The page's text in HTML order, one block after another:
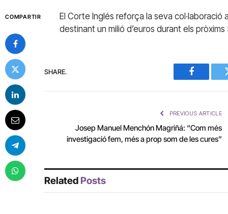
COMPARTIR
El Corte Inglés reforça la seva col·laboració
destinant un milió d’euros durant els
SHARE.
Facebook
PREVIOUS ARTICLE
Josep Manuel Menchón Magriñá: “Com més
investigació fem, més a prop som de les cures”
Related Posts